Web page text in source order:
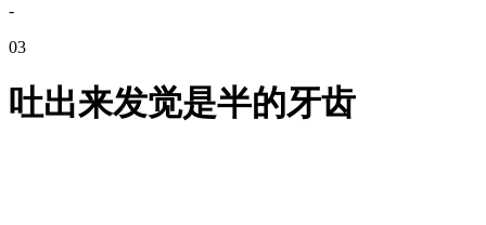
-
03
吐出来发觉是半的牙齿